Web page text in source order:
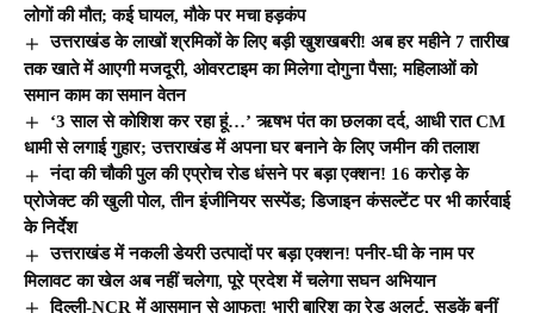
लोगों की मौत; कई घायल, मौके पर मचा हड़कंप
उत्तराखंड के लाखों श्रमिकों के लिए बड़ी खुशखबरी! अब हर महीने 7 तारीख
तक खाते में आएगी मजदूरी, ओवरटाइम का मिलेगा दोगुना पैसा; महिलाओं को
समान काम का समान वेतन
‘3 साल से कोशिश कर रहा हूं…’ ऋषभ पंत का छलका दर्द, आधी रात CM
धामी से लगाई गुहार; उत्तराखंड में अपना घर बनाने के लिए जमीन की तलाश
नंदा की चौकी पुल की एप्रोच रोड धंसने पर बड़ा एक्शन! 16 करोड़ के
प्रोजेक्ट की खुली पोल, तीन इंजीनियर सस्पेंड; डिजाइन कंसल्टेंट पर भी कार्रवाई
के निर्देश
उत्तराखंड में नकली डेयरी उत्पादों पर बड़ा एक्शन! पनीर-घी के नाम पर
मिलावट का खेल अब नहीं चलेगा, पूरे प्रदेश में चलेगा सघन अभियान
दिल्ली-NCR में आसमान से आफत! भारी बारिश का रेड अलर्ट, सड़कें बनीं